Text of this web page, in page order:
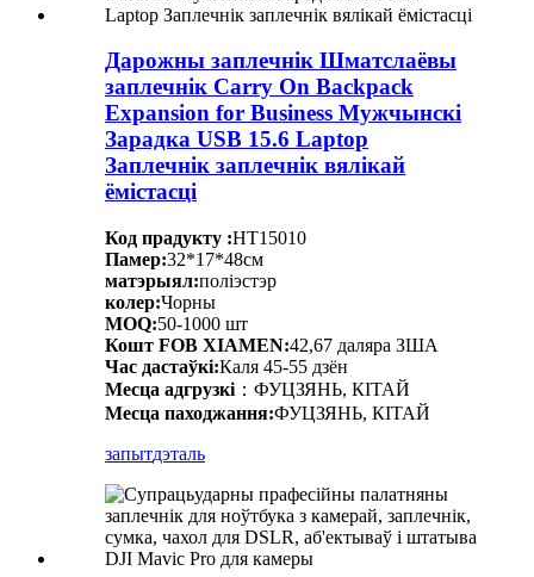
Дарожны заплечнік Шматслаёвы
заплечнік Carry On Backpack
Expansion for Business Мужчынскі
Зарадка USB 15.6 Laptop
Заплечнік заплечнік вялікай
ёмістасці
Код прадукту :HT15010
Памер:32*17*48см
матэрыял:поліэстэр
колер:Чорны
MOQ:50-1000 шт
Кошт FOB XIAMEN:42,67 даляра ЗША
Час дастаўкі:Каля 45-55 дзён
Месца адгрузкі ：ФУЦЗЯНЬ, КІТАЙ
Месца паходжання:ФУЦЗЯНЬ, КІТАЙ
запытдэталь